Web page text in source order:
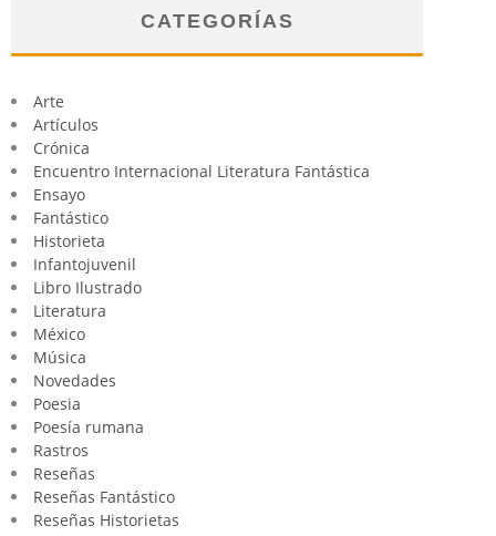
CATEGORÍAS
Arte
Artículos
Crónica
Encuentro Internacional Literatura Fantástica
Ensayo
Fantástico
Historieta
Infantojuvenil
Libro Ilustrado
Literatura
México
Música
Novedades
Poesia
Poesía rumana
Rastros
Reseñas
Reseñas Fantástico
Reseñas Historietas